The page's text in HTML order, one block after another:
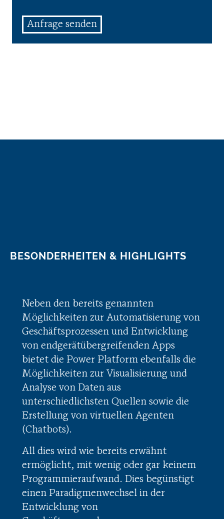
Anfrage senden
BESONDERHEITEN & HIGHLIGHTS
Neben den bereits genannten
Möglichkeiten zur Automatisierung von
Geschäftsprozessen und Entwicklung
von endgerätübergreifenden Apps
bietet die Power Platform ebenfalls die
Möglichkeiten zur Visualisierung und
Analyse von Daten aus
unterschiedlichsten Quellen sowie die
Erstellung von virtuellen Agenten
(Chatbots).
All dies wird wie bereits erwähnt
ermöglicht, mit wenig oder gar keinem
Programmieraufwand. Dies begünstigt
einen Paradigmenwechsel in der
Entwicklung von